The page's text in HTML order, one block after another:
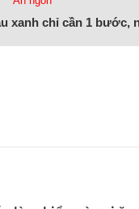
xanh chỉ cần 1 bước,